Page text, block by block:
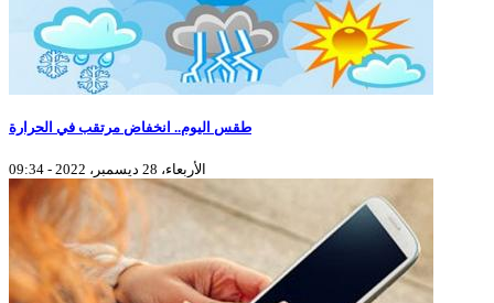
طقس اليوم.. انخفاض مرتقب في الحرارة
الأربعاء، 28 ديسمبر، 2022 - 09:34